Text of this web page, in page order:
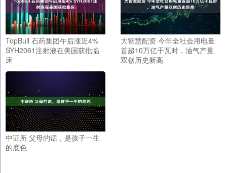
TopBull 石药集团午后涨近4%
SYH2061注射液在美国获批临
床
大智慧配资 今年全社会用电量
首超10万亿千瓦时，油气产量
双创历史新高
中证所 父母的话，是孩子一生
的底色